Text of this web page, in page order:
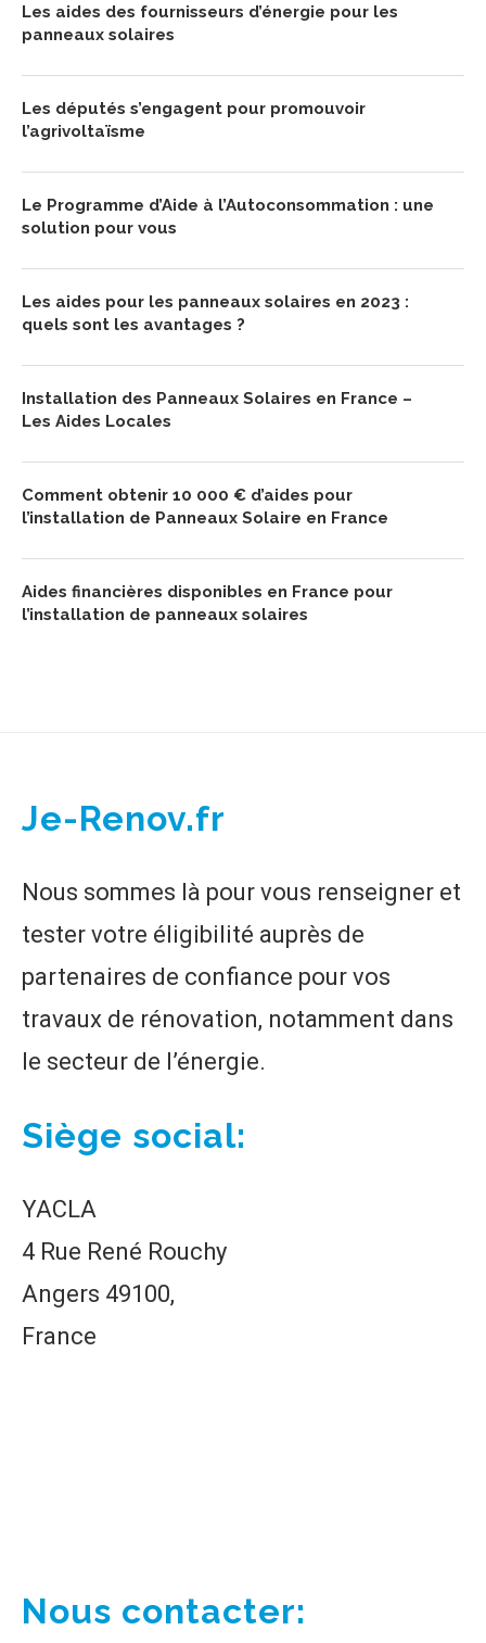
Les aides des fournisseurs d’énergie pour les
panneaux solaires
Les députés s’engagent pour promouvoir
l’agrivoltaïsme
Le Programme d’Aide à l’Autoconsommation : une
solution pour vous
Les aides pour les panneaux solaires en 2023 :
quels sont les avantages ?
Installation des Panneaux Solaires en France –
Les Aides Locales
Comment obtenir 10 000 € d’aides pour
l’installation de Panneaux Solaire en France
Aides financières disponibles en France pour
l’installation de panneaux solaires
Je-Renov.fr
Nous sommes là pour vous renseigner et
tester votre éligibilité auprès de
partenaires de confiance pour vos
travaux de rénovation, notamment dans
le secteur de l’énergie.
Siège social:
YACLA
4 Rue René Rouchy
Angers 49100,
France
Nous contacter: